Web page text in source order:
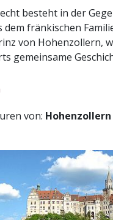
besteht in der
dem fränkischen
von Hohenzollern,
gemeinsame
von: